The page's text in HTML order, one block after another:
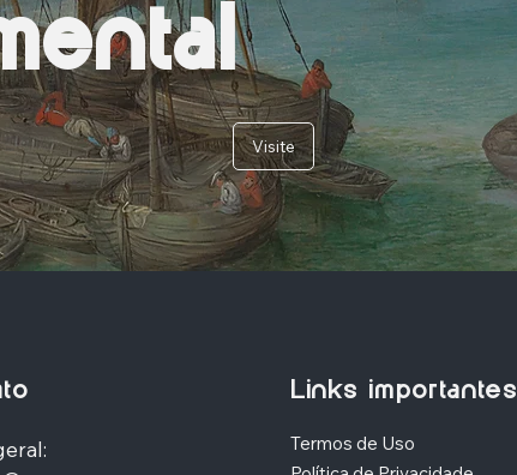
Visite
Links importantes
Termos de Uso